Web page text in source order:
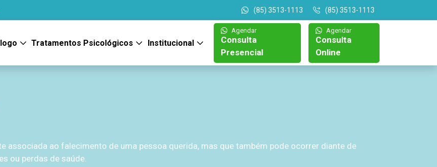
(85) 3513-1113
(85) 3513-1113
Agendar
Consulta
Presencial
Agendar
Consulta
Online
Tratamentos Psicológicos Institucional
associada ao falecimento de uma pessoa querida, mas que também pode ocorrer diante de
ou perdas de saúde.